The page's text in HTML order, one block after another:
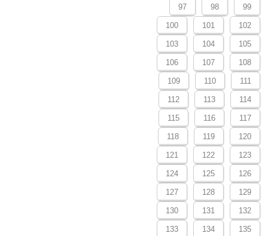
97 98 99
100 101 102
103 104 105
106 107 108
109 110 111
112 113 114
115 116 117
118 119 120
121 122 123
124 125 126
127 128 129
130 131 132
133 134 135